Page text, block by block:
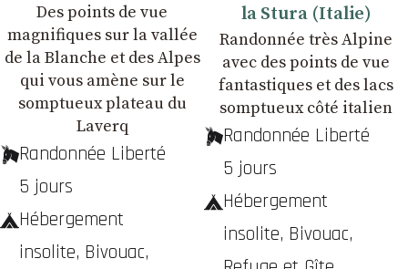
Des points de vue
magnifiques sur la vallée
de la Blanche et des Alpes
qui vous amène sur le
somptueux plateau du
Laverq
Randonnée Liberté
5 jours
Hébergement
insolite, Bivouac,
la Stura (Italie)
Randonnée très Alpine
avec des points de vue
fantastiques et des lacs
somptueux côté italien
Randonnée Liberté
5 jours
Hébergement
insolite, Bivouac,